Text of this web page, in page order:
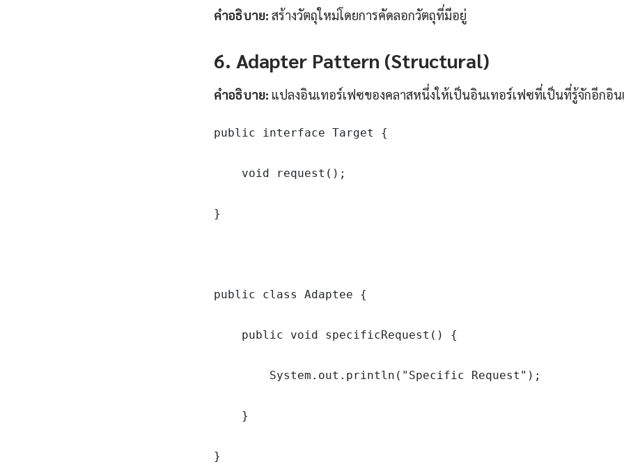
คำอธิบาย: สร้างวัตถุใหม่โดยการคัดลอกวัตถุที่มีอยู่
6. Adapter Pattern (Structural)
คำอธิบาย: แปลงอินเทอร์เฟซของคลาสหนึ่งให้เป็นอินเทอร์เฟซที่เป็นที่รู้จักอีกอิ
public interface Target {
    void request();
}
public class Adaptee {
    public void specificRequest() {
        System.out.println("Specific Request");
    }
}